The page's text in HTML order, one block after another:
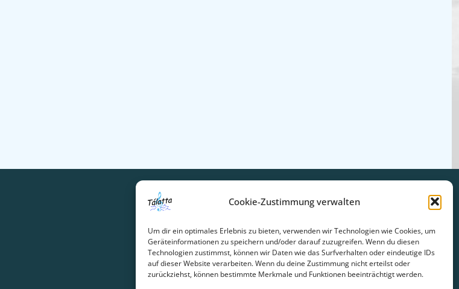
Cookie-Zustimmung verwalten
Um dir ein optimales Erlebnis zu bieten, verwenden wir Technologien wie Cookies, um
Geräteinformationen zu speichern und/oder darauf zuzugreifen. Wenn du diesen
Technologien zustimmst, können wir Daten wie das Surfverhalten oder eindeutige IDs
auf dieser Website verarbeiten. Wenn du deine Zustimmung nicht erteilst oder
zurückziehst, können bestimmte Merkmale und Funktionen beeinträchtigt werden.